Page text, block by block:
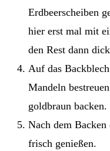
Erdbeerscheiben
hier erst mal mit
den Rest dann
Auf das
Mandeln
goldbraun backen.
Nach dem Backen
frisch genießen.